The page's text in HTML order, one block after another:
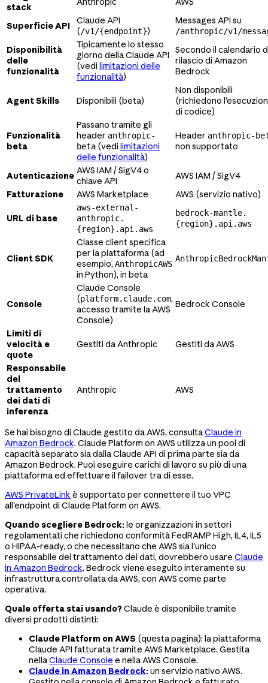
stack
Superficie API
Claude API
(/v1/{endpoint})
Messages API su
/anthropic/v1/
Disponibilità
delle
funzionalità
Tipicamente lo stesso
giorno della Claude API
(vedi limitazioni delle
funzionalità)
Secondo il calendario
rilascio di Amazon
Bedrock
Agent Skills Disponibili (beta)
Non disponibili
(richiedono
di codice)
Funzionalità
beta
Passano tramite gli
header anthropic-
beta (vedi limitazioni
delle funzionalità)
Header anthropic-
non supportato
Autenticazione AWS IAM / SigV4 o
chiave API
AWS IAM / SigV4
Fatturazione
AWS Marketplace AWS (servizio nativo)
URL di base
aws-external-
anthropic.
{region}.api.aws
bedrock-mantle.
{region}.api.aws
Client SDK
Classe client specifica
per la piattaforma (ad
esempio, AnthropicAWS
in Python), in beta
Console
Claude Console
(platform.claude.com,
accesso tramite la AWS
Console)
Bedrock Console
Limiti di
velocità e
quote
Gestiti da Anthropic Gestiti da AWS
Responsabile
del
trattamento
dei dati di
inferenza
Anthropic AWS
Se hai bisogno di Claude gestito da AWS, consultaClaude in
Amazon Bedrock. Claude Platform on AWS utilizza un pool di
capacità separato sia dalla Claude API di prima parte sia da
Amazon Bedrock. Puoi eseguire carichi di lavoro su più di una
piattaforma ed effettuare il failover tra di esse.
AWS PrivateLink è supportato per connettere il tuo VPC
all'endpoint di Claude Platform on AWS.
Quando scegliere Bedrock:le organizzazioni in settori
regolamentati che richiedono conformità FedRAMP High, IL4, IL5
o HIPAA-ready, o che necessitano che AWS sia l'unico
responsabile del trattamento dei dati, dovrebbero usare Claude
in Amazon Bedrock. Bedrock viene eseguito interamente su
infrastruttura controllata da AWS, con AWS come parte
operativa.
Quale offerta stai usando?Claude è disponibile tramite
diversi prodotti distinti:
Claude Platform on AWS (questa pagina): la piattaforma
Claude API fatturata tramite AWS Marketplace. Gestita
nellaClaude Console e nella AWS Console.
Claude in Amazon Bedrock:un servizio nativo AWS.